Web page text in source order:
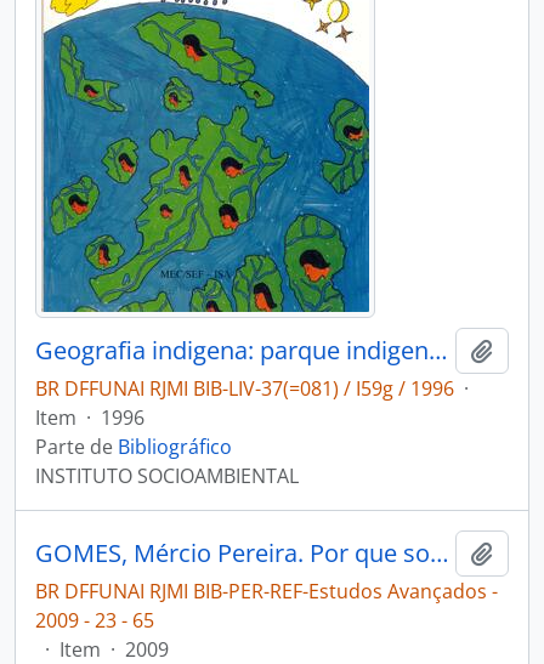
Geografia indigena: parque indigena do Xingu.
BR DFFUNAI RJMI BIB-LIV-37(=081) / I59g / 1996 ·
Item · 1996
Parte de Bibliográfico
INSTITUTO SOCIOAMBIENTAL
GOMES, Mércio Pereira. Por que sou rondoniano [Estudos Avançados]
BR DFFUNAI RJMI BIB-PER-REF-Estudos Avançados -
2009 - 23 - 65
· Item · 2009